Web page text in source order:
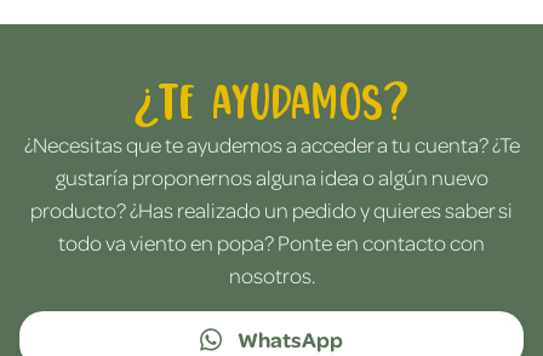
¿Te ayudamos?
¿Necesitas que te ayudemos a acceder a tu cuenta? ¿Te
gustaría proponernos alguna idea o algún nuevo
producto? ¿Has realizado un pedido y quieres saber si
todo va viento en popa? Ponte en contacto con
nosotros.
WhatsApp